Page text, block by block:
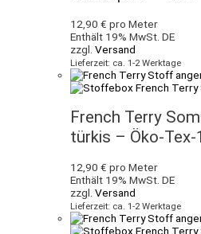
12,90 € pro Meter
Enthält 19% MwSt. DE
zzgl. Versand
Lieferzeit: ca. 1-2 Werktage
French Terry
türkis – Öko-Tex-
12,90 € pro Meter
Enthält 19% MwSt. DE
zzgl. Versand
Lieferzeit: ca. 1-2 Werktage